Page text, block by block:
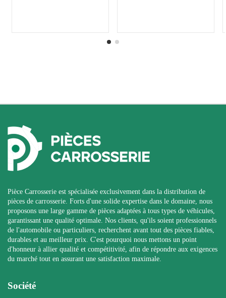
Pièce Carrosserie est spécialisée exclusivement dans la distribution de
pièces de carrosserie. Forts d'une solide expertise dans le domaine, nous
proposons une large gamme de pièces adaptées à tous types de véhicules,
garantissant une qualité optimale. Nos clients, qu'ils soient professionnels
de l'automobile ou particuliers, recherchent avant tout des pièces fiables,
durables et au meilleur prix. C'est pourquoi nous mettons un point
d'honneur à allier qualité et compétitivité, afin de répondre aux exigences
du marché tout en assurant une satisfaction maximale.
Société